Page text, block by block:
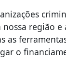
região e
as
o